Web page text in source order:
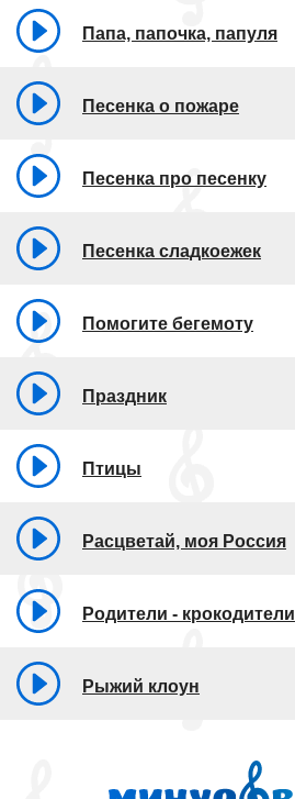
Папа, папочка, папуля
Песенка о пожаре
Песенка про песенку
Песенка сладкоежек
Помогите бегемоту
Праздник
Птицы
Расцветай, моя Россия
Родители - крокодители
Рыжий клоун